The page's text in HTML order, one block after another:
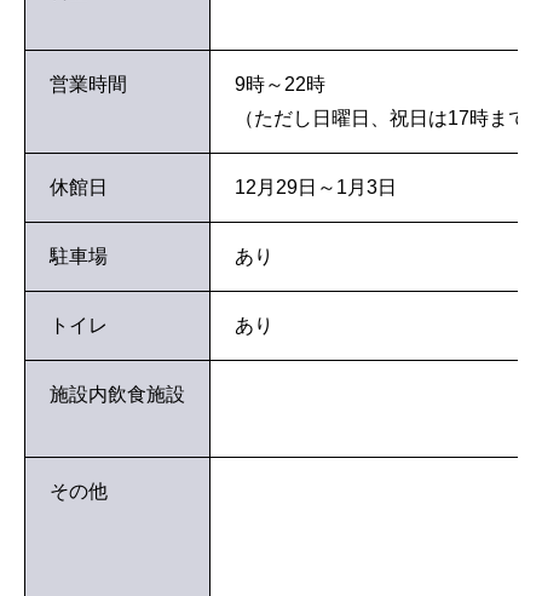
営業時間
9時～22時
（ただし日曜日、祝日は17時まで
休館日 12月29日～1月3日
駐車場 あり
トイレ あり
施設内飲食施設
その他